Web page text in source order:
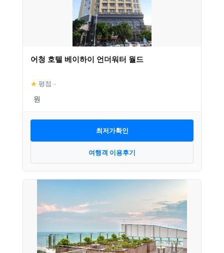
어청 호텔 베이하이 언더워터 월드
★ 평점 –
최저가확인
여행객 이용후기